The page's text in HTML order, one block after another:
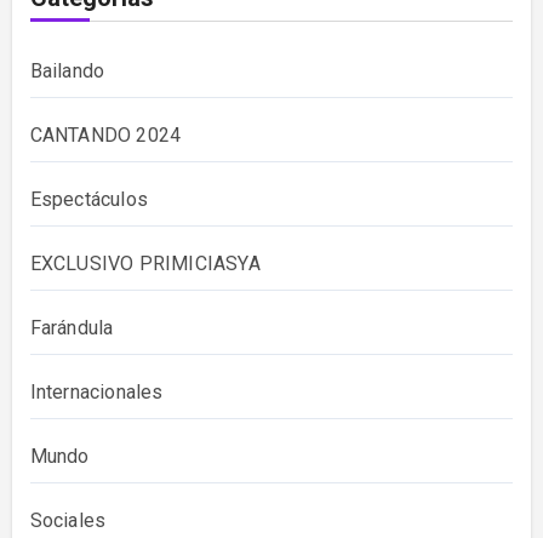
Bailando
CANTANDO 2024
Espectáculos
EXCLUSIVO PRIMICIASYA
Farándula
Internacionales
Mundo
Sociales